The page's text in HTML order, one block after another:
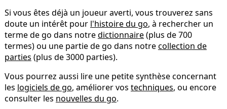
Si vous êtes déjà un joueur averti, vous trouverez sans
doute un intérêt pour l'histoire du go, à rechercher un
terme de go dans notredictionnaire(plus de 700
termes) ou une partie de go dans notrecollection de
parties (plus de 3000 parties).
Vous pourrez aussi lire une petite synthèse concernant
les logiciels de go, améliorer vos techniques, ou encore
consulter les nouvelles du go.